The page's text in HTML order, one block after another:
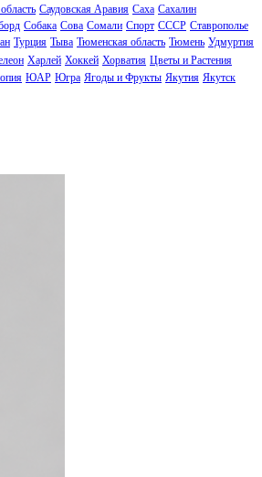
Саудовская Аравия Саха Сахалин
Собака Сова Сомали Спорт СССР Ставрополье
Турция Тыва Тюменская область Тюмень Удмуртия
Харлей Хоккей Хорватия Цветы и Растения
ЮАР Югра Ягоды и Фрукты Якутия Якутск